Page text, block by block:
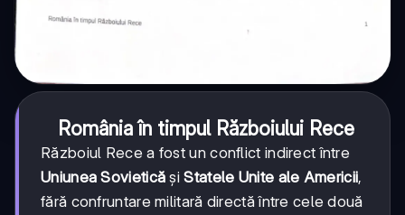
România în timpul Războiului Rece
Războiul Rece a fost un conflict indirect între
Uniunea Sovietică șiStatele Unite ale Americii,
fără confruntare militară directă între cele două